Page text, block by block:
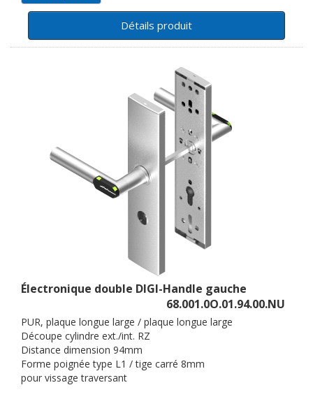
Détails produit
Électronique double DIGI-Handle gauche
68.001.0O.01.94.00.NU
PUR, plaque longue large / plaque longue large
Découpe cylindre ext./int. RZ
Distance dimension 94mm
Forme poignée type L1 / tige carré 8mm
pour vissage traversant